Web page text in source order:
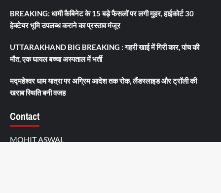
BREAKING: धामी कैबिनेट के 15 बड़े फैसलों पर लगी मुहर, हाईकोर्ट 30
हेक्टेयर भूमि उपलब्ध कराने का प्रस्ताव मंजूर
UTTARAKHAND BIG BREAKING : गहरी खाई में गिरी कार, पांच की
मौत, एक घायल बच्चा अस्पताल में भर्ती
मद्महेश्वर धाम यात्रा पर अग्रिम आदेश तक रोक, लैंडस्लाइड और ट्रॉली की
खराब स्थिति बनी वजह
Contact
MOHIT ASWAL